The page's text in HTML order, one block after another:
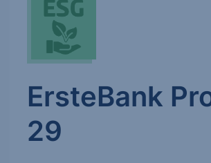
ErsteBank
29